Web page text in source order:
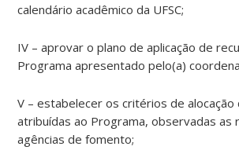
calendário acadêmico da UFSC;
IV – aprovar o plano de aplicação de
Programa apresentado pelo(a)
V – estabelecer os critérios de alocação
atribuídas ao Programa, observadas as
agências de fomento;